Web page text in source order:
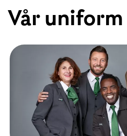
Vår uniform